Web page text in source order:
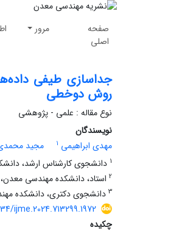
صفحه
اصلی
مرور
جداسازی طیفی
روش دوخطی
نوع مقاله : علمی - پژوهشی
نویسندگان
مهدی ابراهیمی 1 مجید
1 دانشجوی کارشناس ارشد،
2 استاد، دانشکده مهندسی
3 دانشجوی دکتری، دانشکده
ijme.2024.713299.1972
چکیده